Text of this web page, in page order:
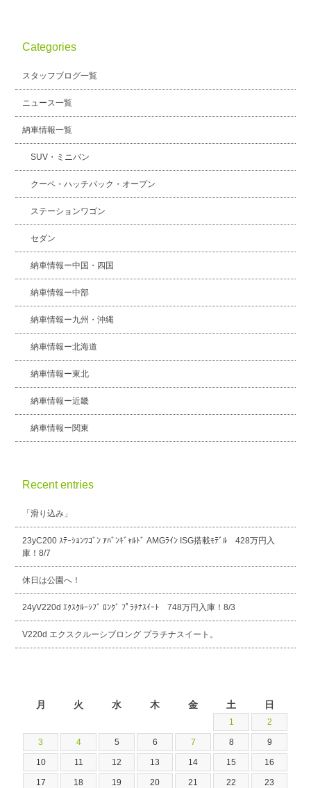
Categories
スタッフブログ一覧
ニュース一覧
納車情報一覧
SUV・ミニバン
クーペ・ハッチバック・オープン
ステーションワゴン
セダン
納車情報ー中国・四国
納車情報ー中部
納車情報ー九州・沖縄
納車情報ー北海道
納車情報ー東北
納車情報ー近畿
納車情報ー関東
Recent entries
「滑り込み」
23yC200 ｽﾃｰｼｮﾝﾜｺﾞﾝ ｱﾊﾞﾝｷﾞｬﾙﾄﾞ AMGﾗｲﾝ ISG搭載ﾓﾃﾞﾙ 428万円入
庫！8/7
休日は公園へ！
24yV220d ｴｸｽｸﾙｰｼﾌﾞ ﾛﾝｸﾞ ﾌﾟﾗﾁﾅｽｲｰﾄ 748万円入庫！8/3
V220d エクスクルーシブロング プラチナスイート。
月 火 水 木 金 土 日
1 2
3 4 5 6 7 8 9
10 11 12 13 14 15 16
17 18 19 20 21 22 23